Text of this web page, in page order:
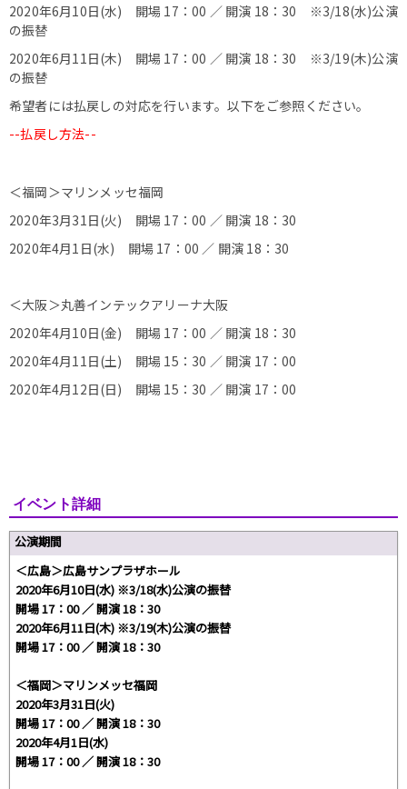
2020年6月10日(水) 開場 17：00 ／ 開演 18：30
※3/18(水)公演
の振替
2020年6月11日(木) 開場 17：00 ／ 開演 18：30
※3/19(木)公演
の振替
希望者には払戻しの対応を行います。以下をご参照ください。
--払戻し方法--
＜福岡＞マリンメッセ福岡
2020年3月31日(火) 開場 17：00 ／ 開演 18：30
2020年4月1日(水) 開場 17：00 ／ 開演 18：30
＜大阪＞丸善インテックアリーナ大阪
2020年4月10日(金) 開場 17：00 ／ 開演 18：30
2020年4月11日(土) 開場 15：30 ／ 開演 17：00
2020年4月12日(日) 開場 15：30 ／ 開演 17：00
イベント詳細
公演期間
＜広島＞広島サンプラザホール
2020年6月10日(水) ※3/18(水)公演の振替
開場 17：00 ／ 開演 18：30
2020年6月11日(木) ※3/19(木)公演の振替
開場 17：00 ／ 開演 18：30
＜福岡＞マリンメッセ福岡
2020年3月31日(火)
開場 17：00 ／ 開演 18：30
2020年4月1日(水)
開場 17：00 ／ 開演 18：30